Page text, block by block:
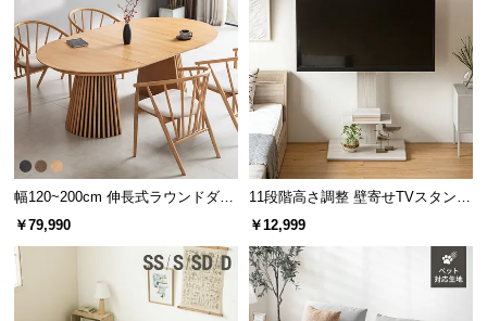
優しい丸みの面取り加工
天板には「面取り加工」を施し角を丸くしました。小さなお子様がい
るご家庭でも安心です。
幅120~200cm 伸長式ラウンドダイ
ニングテーブル 6人掛け 天然木突
板 美しい格子デザイン
￥79,990
11段階高さ調整 壁寄せTVスタンド
キャスター付き 上下左右角度調節
￥12,999